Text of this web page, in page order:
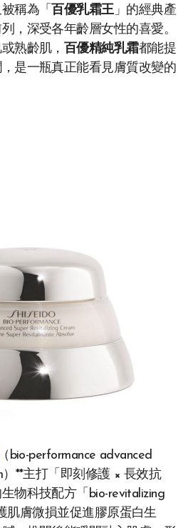
稱為「 百優乳霜王」的經典產
，深受各年齡層女性的喜愛。
熟齡肌， 百優精純乳霜都能提
是一瓶真正能看見膚質改變的
（bio-performance advanced
）**主打「即刻修護 × 長效抗
物科技配方「bio-revitalizing
肌膚微損並促進膠原蛋白生